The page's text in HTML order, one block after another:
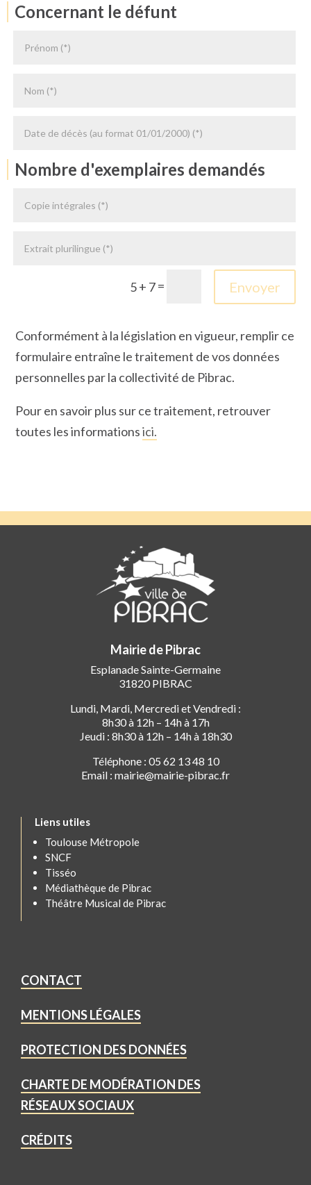
Concernant le défunt
Nombre d'exemplaires demandés
5 + 7= Envoyer
Conformément à la législation en vigueur, remplir ce
formulaire entraîne le traitement de vos données
personnelles par la collectivité de Pibrac.
Pour en savoir plus sur ce traitement, retrouver
toutes les informationsici.
Mairie de Pibrac
Esplanade Sainte-Germaine
31820 PIBRAC
Lundi, Mardi, Mercredi et Vendredi :
8h30 à 12h – 14h à 17h
Jeudi : 8h30 à 12h – 14h à 18h30
Téléphone : 05 62 13 48 10
Email : mairie@mairie-pibrac.fr
Liens utiles
Toulouse Métropole
SNCF
Tisséo
Médiathèque de Pibrac
Théâtre Musical de Pibrac
CONTACT
MENTIONS LÉGALES
PROTECTION DES DONNÉES
CHARTE DE MODÉRATION DES
RÉSEAUX SOCIAUX
CRÉDITS